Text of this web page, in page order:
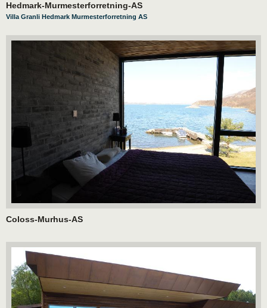
Hedmark-Murmesterforretning-AS
Villa Granli Hedmark Murmesterforretning AS
Coloss-Murhus-AS